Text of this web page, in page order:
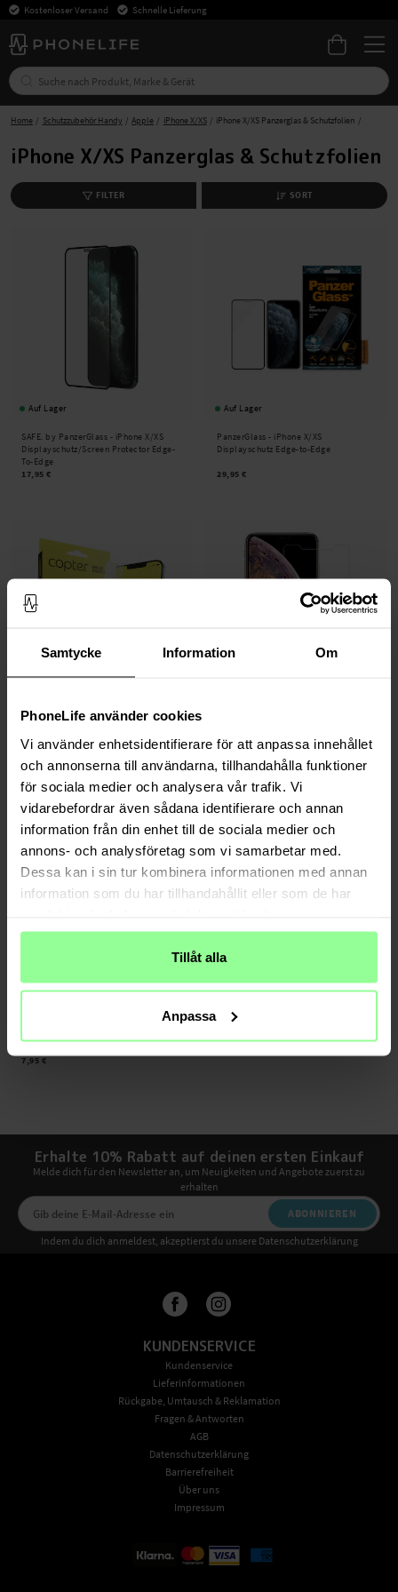
Samtycke Information Om
PhoneLife använder cookies
Vi använder enhetsidentifierare för att anpassa innehållet
och annonserna till användarna, tillhandahålla funktioner
för sociala medier och analysera vår trafik. Vi
vidarebefordrar även sådana identifierare och annan
information från din enhet till de sociala medier och
annons- och analysföretag som vi samarbetar med.
Dessa kan i sin tur kombinera informationen med annan
information som du har tillhandahållit eller som de har
Tillåt alla
Anpassa
Kostenloser Versand Schnelle Lieferung
Home Schutzzubehör Handy Apple iPhone X/XS iPhone X/XS Panzerglas & Schutzfolien
iPhone X/XS Panzerglas & Schutzfolien
FILTER SORT
Auf Lager
SAFE. by PanzerGlass - iPhone X/XS
Displayschutz/Screen Protector Edge-
To-Edge
17,95 €
Auf Lager
PanzerGlass - iPhone X/XS
Displayschutz Edge-to-Edge
29,95 €
17,95 €
0.3mm
11,95 €
Auf Lager
7,95 €
Erhalte 10% Rabatt auf deinen ersten Einkauf
Melde dich für den Newsletter an, um Neuigkeiten und Angebote zuerst zu
erhalten
ABONNIEREN
Indem du dich anmeldest, akzeptierst du unsere Datenschutzerklärung
KUNDENSERVICE
Kundenservice
Lieferinformationen
Rückgabe, Umtausch & Reklamation
Fragen & Antworten
AGB
Datenschutzerklärung
Barrierefreiheit
Über uns
Impressum